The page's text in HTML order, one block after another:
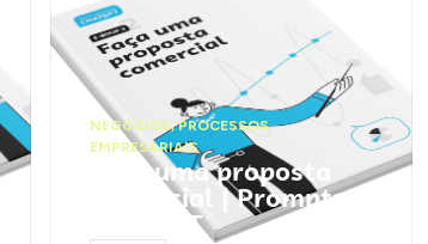
NEGÓCIOS,PROCESSOS
EMPRESARIAIS
Faça uma proposta
comercial | Prompts
ChatGPT